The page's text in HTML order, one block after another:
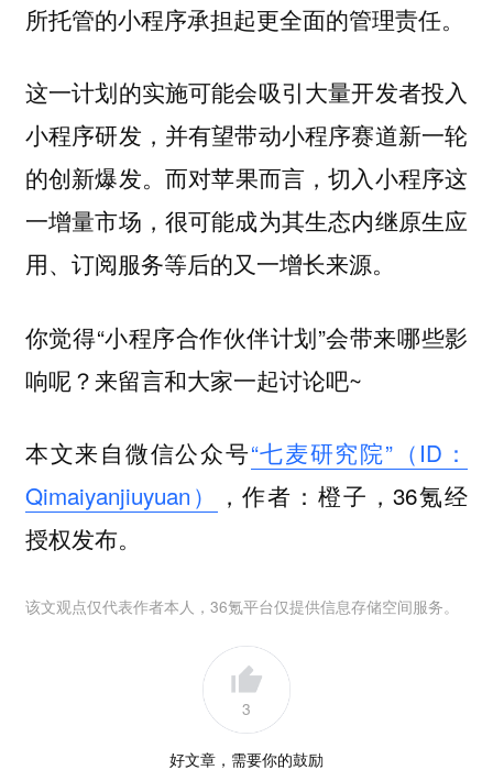
所托管的小程序承担起更全面的管理责任。
这一计划的实施可能会吸引大量开发者投入
小程序研发，并有望带动小程序赛道新一轮
的创新爆发。而对苹果而言，切入小程序这
一增量市场，很可能成为其生态内继原生应
用、订阅服务等后的又一增长来源。
你觉得“小程序合作伙伴计划”会带来哪些影
响呢？来留言和大家一起讨论吧~
本文来自微信公众号“七麦研究院”（ID：
Qimaiyanjiuyuan）
，作者：橙子，36氪经
授权发布。
该文观点仅代表作者本人，36氪平台仅提供信息存储空间服务。
3
好文章，需要你的鼓励